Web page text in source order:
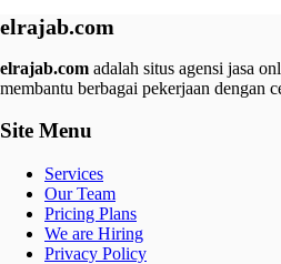
elrajab.com
elrajab.com adalah situs agensi jasa
membantu berbagai pekerjaan dengan
Site Menu
Services
Our Team
Pricing Plans
We are Hiring
Privacy Policy